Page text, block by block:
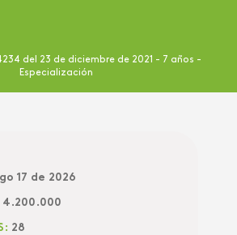
del 23 de diciembre de 2021 - 7 años -
Especialización
17 de 2026
4.200.000
28